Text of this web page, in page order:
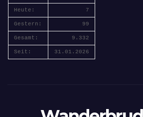
Heute: 7
Gestern: 99
Gesamt: 9.332
Seit: 31.01.2026